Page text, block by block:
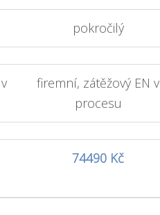
pokročilý
firemní, zátěžový EN v
procesu
74490 Kč